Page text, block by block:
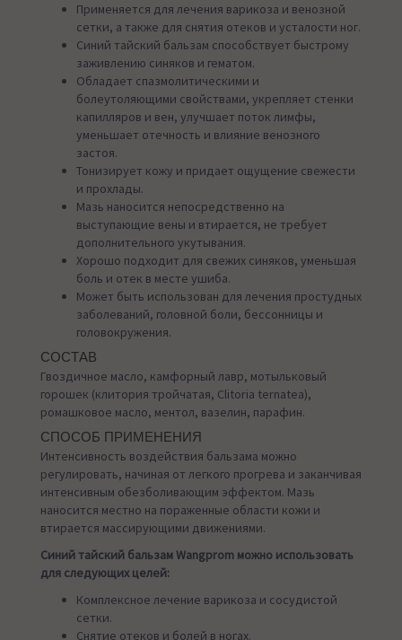
Применяется для лечения варикоза и венозной
сетки, а также для снятия отеков и усталости ног.
Синий тайский бальзам способствует быстрому
заживлению синяков и гематом.
Обладает спазмолитическими и
болеутоляющими свойствами, укрепляет стенки
капилляров и вен, улучшает поток лимфы,
уменьшает отечность и влияние венозного
застоя.
Тонизирует кожу и придает ощущение свежести
и прохлады.
Мазь наносится непосредственно на
выступающие вены и втирается, не требует
дополнительного укутывания.
Хорошо подходит для свежих синяков, уменьшая
боль и отек в месте ушиба.
Может быть использован для лечения простудных
заболеваний, головной боли, бессонницы и
головокружения.
СОСТАВ
Гвоздичное масло, камфорный лавр, мотыльковый
горошек (клитория тройчатая, Clitoria ternatea),
ромашковое масло, ментол, вазелин, парафин.
СПОСОБ ПРИМЕНЕНИЯ
Интенсивность воздействия бальзама можно
регулировать, начиная от легкого прогрева и заканчивая
интенсивным обезболивающим эффектом. Мазь
наносится местно на пораженные области кожи и
втирается массирующими движениями.
Синий тайский бальзам Wangprom можно использовать
для следующих целей:
Комплексное лечение варикоза и сосудистой
сетки.
Снятие отеков и болей в ногах.